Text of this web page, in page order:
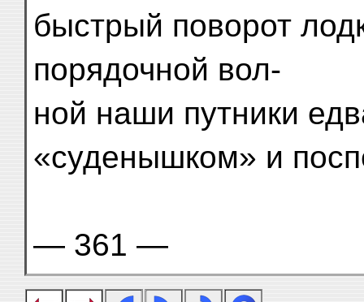
быстрый поворот
порядочной вол-
ной наши путники
«суденышком» и
— 361 —